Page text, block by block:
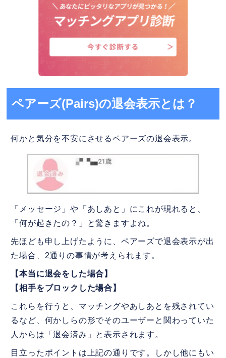
ペアーズ(Pairs)の退会表示とは？
何かと気分を不安にさせるペアーズの退会表示。
「メッセージ」や「あしあと」にこれが現れると、
「何が起きたの？」と驚きますよね。
先ほども申し上げたように、ペアーズで退会表示が出
た場合、2通りの事情が考えられます。
【本当に退会をした場合】
【相手をブロックした場合】
これらを行うと、マッチングやあしあとを残されてい
るなど、何かしらの形でそのユーザーと関わっていた
人からは「退会済み」と表示されます。
目立ったポイントは上記の通りです。しかし他にもい